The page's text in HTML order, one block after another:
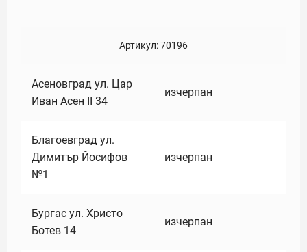
Артикул:70196
Асеновград ул. Цар
Иван Асен II 34
изчерпан
Благоевград ул.
Димитър Йосифов
№1
изчерпан
Бургас ул. Христо
Ботев 14
изчерпан